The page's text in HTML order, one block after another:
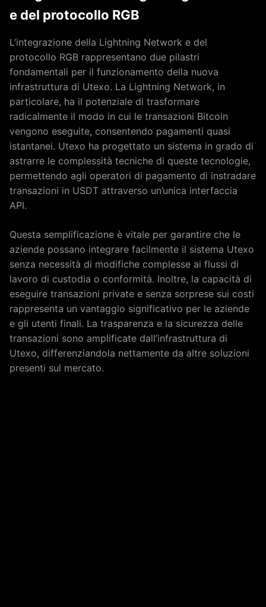
e del protocollo RGB
L’integrazione della Lightning Network e del
protocollo RGB rappresentano due pilastri
fondamentali per il funzionamento della nuova
infrastruttura di Utexo. La Lightning Network, in
particolare, ha il potenziale di trasformare
radicalmente il modo in cui le transazioni Bitcoin
vengono eseguite, consentendo pagamenti quasi
istantanei. Utexo ha progettato un sistema in grado di
astrarre le complessità tecniche di queste tecnologie,
permettendo agli operatori di pagamento di instradare
transazioni in USDT attraverso un’unica interfaccia
API.
Questa semplificazione è vitale per garantire che le
aziende possano integrare facilmente il sistema Utexo
senza necessità di modifiche complesse ai flussi di
lavoro di custodia o conformità. Inoltre, la capacità di
eseguire transazioni private e senza sorprese sui costi
rappresenta un vantaggio significativo per le aziende
e gli utenti finali. La trasparenza e la sicurezza delle
transazioni sono amplificate dall’infrastruttura di
Utexo, differenziandola nettamente da altre soluzioni
presenti sul mercato.